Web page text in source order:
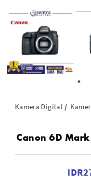
Kamera Digital
Canon 6D